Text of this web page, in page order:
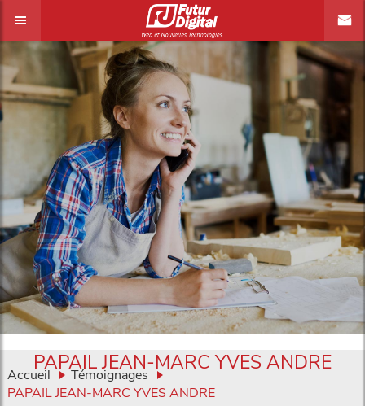
Accueil
Témoignages
PAPAIL JEAN-MARC YVES ANDRE
PAPAIL JEAN-MARC YVES ANDRE